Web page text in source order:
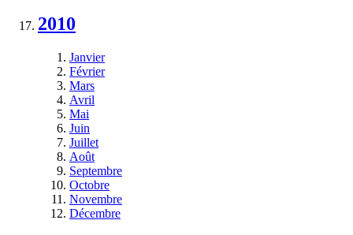
2010
Janvier
Février
Mars
Avril
Mai
Juin
Juillet
Août
Septembre
Octobre
Novembre
Décembre